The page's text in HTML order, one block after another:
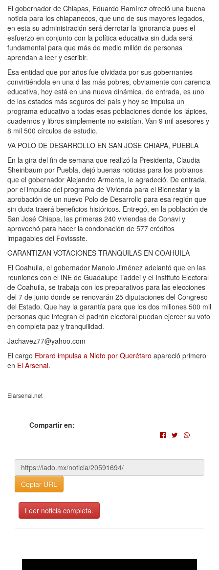
El gobernador de Chiapas, Eduardo Ramírez ofreció una buena
noticia para los chiapanecos, que uno de sus mayores legados,
en esta su administración será derrotar la ignorancia pues el
esfuerzo en conjunto con la política educativa sin duda será
fundamental para que más de medio millón de personas
aprendan a leer y escribir.
Esa entidad que por años fue olvidada por sus gobernantes
convirtiéndola en una d las más pobres, obviamente con carencia
educativa, hoy está en una nueva dinámica, de entrada, es uno
de los estados más seguros del país y hoy se impulsa un
programa educativo a todas esas poblaciones donde los lápices,
cuadernos y libros simplemente no existían. Van 9 mil asesores y
8 mil 500 círculos de estudio.
VA POLO DE DESARROLLO EN SAN JOSE CHIAPA, PUEBLA
En la gira del fin de semana que realizó la Presidenta, Claudia
Sheinbaum por Puebla, dejó buenas noticias para los poblanos
que el gobernador Alejandro Armenta, le agradeció. De entrada,
por el impulso del programa de Vivienda para el Bienestar y la
aprobación de un nuevo Polo de Desarrollo para esa región que
sin duda traerá beneficios históricos. Entregó, en la población de
San José Chiapa, las primeras 240 viviendas de Conavi y
aprovechó para hacer la condonación de 577 créditos
impagables del Fovissste.
GARANTIZAN VOTACIONES TRANQUILAS EN COAHUILA
El Coahuila, el gobernador Manolo Jiménez adelantó que en las
reuniones con el INE de Guadalupe Taddei y el Instituto Electoral
de Coahuila, se trabaja con los preparativos para las elecciones
del 7 de junio donde se renovarán 25 diputaciones del Congreso
del Estado. Que hay la garantía para que los dos millones 500 mil
personas que integran el padrón electoral puedan ejercer su voto
en completa paz y tranquilidad.
Jachavez77@yahoo.com
El cargo Ebrard impulsa a Nieto por Querétaro apareció primero
en El Arsenal.
Elarsenal.net
Compartir en:
Copiar URL
Leer noticia completa.